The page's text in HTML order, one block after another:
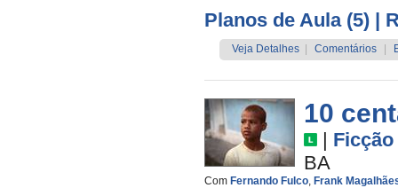
Planos de Aula (5) |
Veja Detalhes Comentários
10
| Ficção
BA
Com Fernando Fulco, Frank